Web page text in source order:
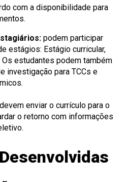
com a disponibilidade para
podem participar
estágios: Estágio curricular,
estudantes podem também
investigação para TCCs e
enviar o currículo para o
o retorno com informações